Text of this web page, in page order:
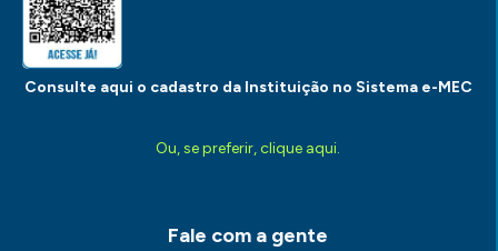
Consulte aqui o cadastro da Instituição no Sistema e-MEC
Ou, se preferir, clique aqui.
Fale com a gente